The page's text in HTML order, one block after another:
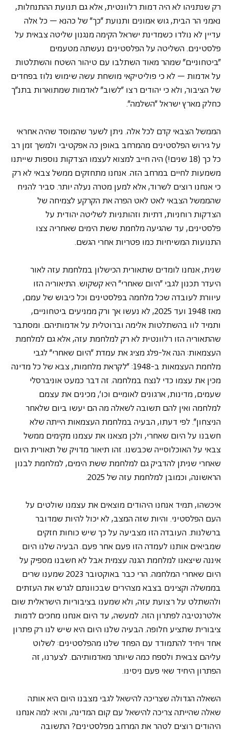
רק שנתניהו לא היה דמות רלוונטית, אלא גם תנועת ההתנחלות,
נאמני הר הבית, גוש אמונים ותנועת "כך" של כהנא – כל אלה
עדיין לא נולדו כשמדינת ישראל הקימה מנגנון שליטה צבאית על
פלסטינים. השליטה על הפלסטינים נעשתה מטעמים
"ביטחוניים" שמהר מאוד השתלבו עם טיהור השטח והשתלטות
על אדמות – לא כי פוליטיקאי מושחת עשה שימוש נלוז בפחדים
של הציבור, ולא כי יהודים רצו "לשוב" לאדמות שמתוארות בתנ"ך
כחלק מארץ ישראל "השלמה".
הממשל הצבאי קדם לכל אלה. ניתן לשער שהמוסד שהיה אחראי
על גירוש הפלסטינים מהמרחב באופן כה אפקטיבי ולמשך זמן רב
כל כך (18 שנים!) היה חייב למצוא לעצמו הצדקות נוספות שייתנו
משמעות לחיים במרחב הזה. אנחנו מתחזקים ממשל צבאי לא רק
כי אנחנו רוצים לשרוד, אלא למען מטרה נעלה יותר. סביר להניח
שהממשל הצבאי לאט לאט הפרה את הקרקע לצמיחה של
הצדקות רוחניות, דתיות וזהותניות לשליטה יהודית על
פלסטינים, עד שהגיעה מלחמת ששת הימים שאחריה צצו
התנועות המשיחיות כמו פטריות אחרי הגשם.
שנית, אנחנו לומדים שתאורית הכישלון במלחמת עזה לאור
היעדר תכנון לגבי "היום שאחרי" היא קשקוש. התיאוריה הזו
עיוורת לעובדה שכל מלחמה בפלסטינים וכל כיבוש של עמם,
מאז 1948 ועד 2025, לא נעשו אך ורק ממניעים ביטחוניים,
ותמיד לוו בהשתלטות אלימה וברוטלית על אדמותיהם. ומסתבר
שהתאוריה הזו רלוונטית לא רק למלחמת עזה, אלא גם למלחמת
העצמאות: הנה אל-פלג מציג את עמדת "היום שאחרי" לגבי
מלחמת העצמאות ב-1948: "לקראת מלחמות, צבא של כל מדינה
מכין את עצמו כדי לנצח במלחמה. זה דבר כמעט אוניברסלי
שעמים, מדינות, ארגונים לאומיים וכו', מכינים את עצמם
למלחמה ואין להם תשובה לשאלה מה הם יעשו ביום שלאחר
הניצחון". לפי דעתו, הבעיה במלחמת העצמאות הייתה שלא
חשבנו על היום שאחרי, ולכן מצאנו את עצמנו מקימים ממשל
צבאי על האוכלוסייה שכבשנו. זהו תיאור מדויק של תאורית היום
שאחרי שניתן להדביק גם למלחמת ששת הימים, למלחמת לבנון
הראשונה, וכמובן למלחמת עזה של 2025.
איכשהו, תמיד אנחנו היהודים מוצאים את עצמנו שולטים על
העם הפלסטיני. והיות שזה המצב, לא יכול להיות שמדובר
ברשלנות. העובדה הזו מצביעה על כך שיש כוחות חזקים
שמביאים אותנו לעמדה הזו פעם אחר פעם. הבעיה שלנו היום
איננה שיצאנו למלחמת הגנה עצמית אבל לא חשבנו מספיק על
היום שאחרי המלחמה. הרי כבר באוקטובר 2023 שמענו שרים
בממשלה וקצינים בצבא מצהירים שבכוונתם לגרש את העזתים
ולהשתלט על רצועת עזה, ולא שמענו בציבוריות הישראלית שום
אלטרנטיבה לפתרון הזה. למעשה, עד היום אנחנו מחכים לדמות
ציבורית שתציע חלופה. הבעיה שלנו היום היא שיש לנו רק פתרון
אחד ויחיד להתמודד עם הפחד שלנו מהפלסטינים: לשלוט
עליהם צבאית ולספח כמה שיותר מאדמותיהם. לצערנו, זה
הפתרון היחיד שאי פעם ניסינו.
השאלה הגדולה שצריכה להישאל לגבי מצבנו היום היא אותה
שאלה שהייתה צריכה להישאל עם קום המדינה, והיא: למה אנחנו
היהודים רוצים לטהר את המרחב מפלסטינים? התשובה